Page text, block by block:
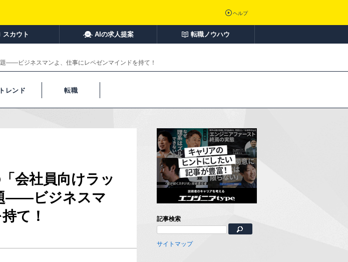
ヘルプ
スカウト AIの求人提案 転職ノウハウ
――ビジネスマンよ、仕事にレペゼンマインドを持て！
トレンド 転職
会社員向けラッ
――ビジネスマ
て！
記事検索
サイトマップ